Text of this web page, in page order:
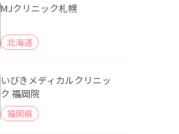
MJクリニック札幌
北海道
いびきメディカルクリニッ
ク 福岡院
福岡県